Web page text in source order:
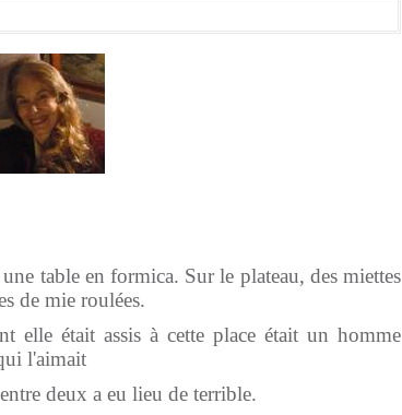
une table en formica. Sur le plateau, des miettes
de mie roulées.
elle était assis à cette place était un homme
l'aimait
deux a eu lieu de terrible.